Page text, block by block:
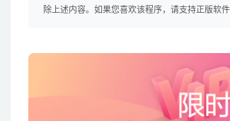
除上述内容。如果您喜欢该程序，请支持正版软